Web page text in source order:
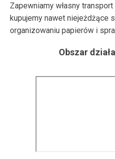
Zapewniamy własny
kupujemy nawet niejeżdżące
organizowaniu papierów i
Obszar